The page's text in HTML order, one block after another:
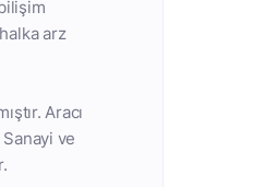
arz
Aracı
ve